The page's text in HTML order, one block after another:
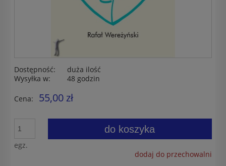
Dostępność:
duża ilość
Wysyłka w:
48 godzin
Cena: 55,00 zł
egz.
do koszyka
dodaj do przechowalni